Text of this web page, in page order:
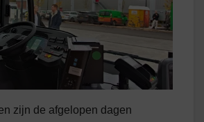
zijn de afgelopen dagen